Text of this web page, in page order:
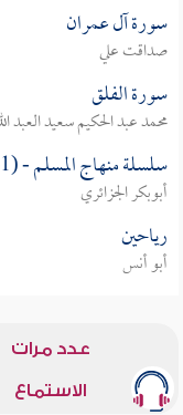
سورة آل عمران
صداقت علي
سورة الفلق
محمد عبد الحكيم سعيد العبد
سلسلة منهاج المسلم - (141)
أبوبكر الجزائري
رياحين
أبو أنس
عدد مرات
الاستماع